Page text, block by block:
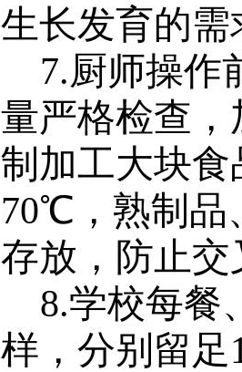
生长发育的需
7.厨师操作
量严格检查
制加工大块
70℃，熟制品
存放，防止交
8.学校每餐
样，分别留足